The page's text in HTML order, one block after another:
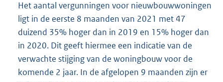
Het aantal vergunningen voor nieuwbouwwoningen
ligt in de eerste 8 maanden van 2021 met 47
duizend 35% hoger dan in 2019 en 15% hoger dan
in 2020. Dit geeft hiermee een indicatie van de
verwachte stijging van de woningbouw voor de
komende 2 jaar. In de afgelopen 9 maanden zijn er